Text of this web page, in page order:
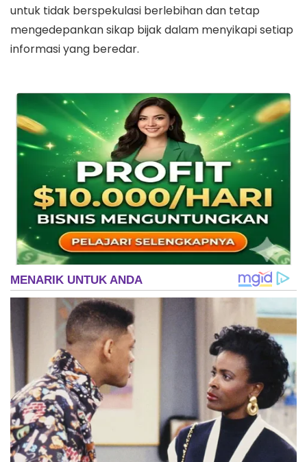
untuk tidak berspekulasi berlebihan dan tetap
mengedepankan sikap bijak dalam menyikapi setiap
informasi yang beredar.